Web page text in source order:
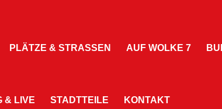
PLÄTZE & STRASSEN AUF WOLKE 7
& LIVE STADTTEILE KONTAKT